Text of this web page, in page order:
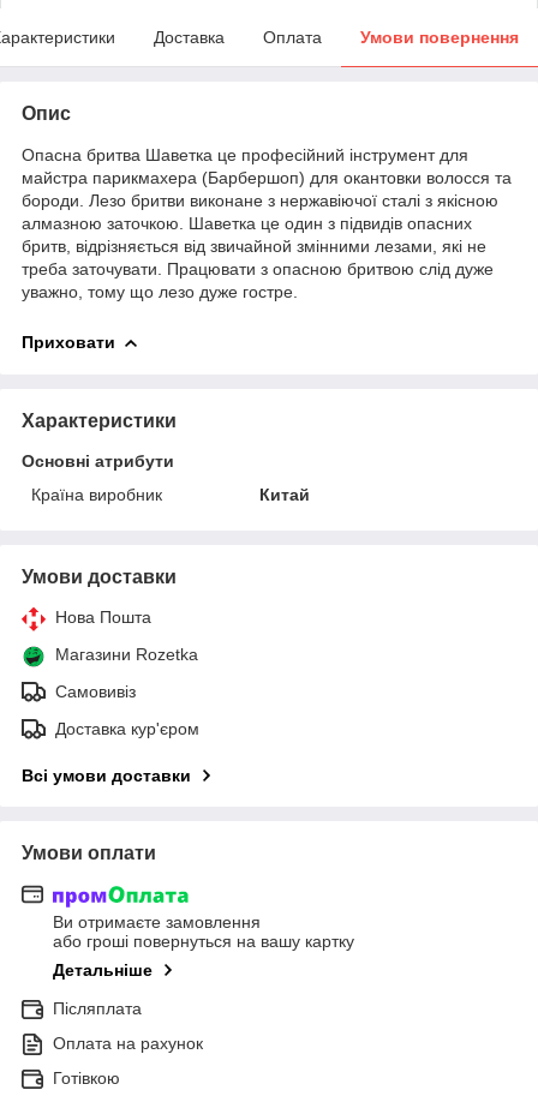
Доставка Оплата Умови повернення
Опис
Опасна бритва Шаветка це професійний інструмент для
майстра парикмахера (Барбершоп) для окантовки волосся та
бороди. Лезо бритви виконане з нержавіючої сталі з якісною
алмазною заточкою. Шаветка це один з підвидів опасних
бритв, відрізняється від звичайной змінними лезами, які не
треба заточувати. Працювати з опасною бритвою слід дуже
уважно, тому що лезо дуже гостре.
Приховати
Характеристики
Основні атрибути
Країна виробник
Китай
Умови доставки
Нова Пошта
Магазини Rozetka
Самовивіз
Доставка кур'єром
Всі умови доставки
Умови оплати
Ви отримаєте замовлення
або гроші повернуться на вашу картку
Детальніше
Післяплата
Оплата на рахунок
Готівкою